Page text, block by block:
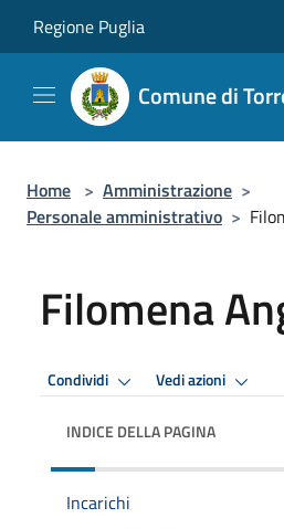
Regione Puglia
Comune di
Home > Amministrazione >
Personale amministrativo >
Filomena
Condividi Premi Invio per
Vedi azioni
INDICE DELLA PAGINA
Incarichi